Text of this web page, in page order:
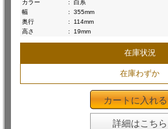
カラー :
白系
幅
:
355mm
奥行
:
114mm
高さ
: 19mm
在庫状況
在庫わずか
カートに入れる
詳細はこちら